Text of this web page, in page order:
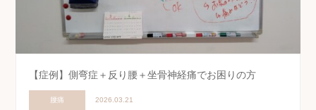
【症例】側弯症＋反り腰＋坐骨神経痛でお困りの方
腰痛 2026.03.21